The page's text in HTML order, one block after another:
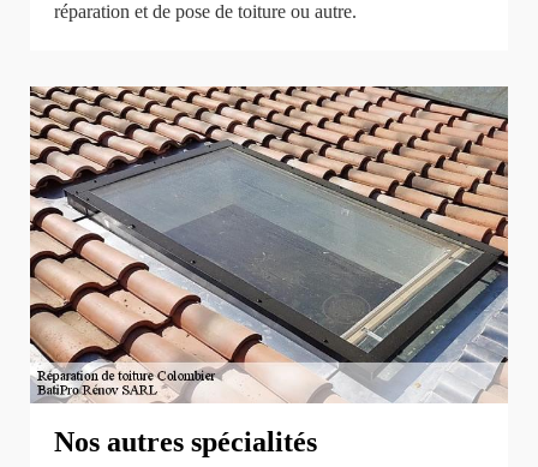
réparation et de pose de toiture ou autre.
Nos autres spécialités